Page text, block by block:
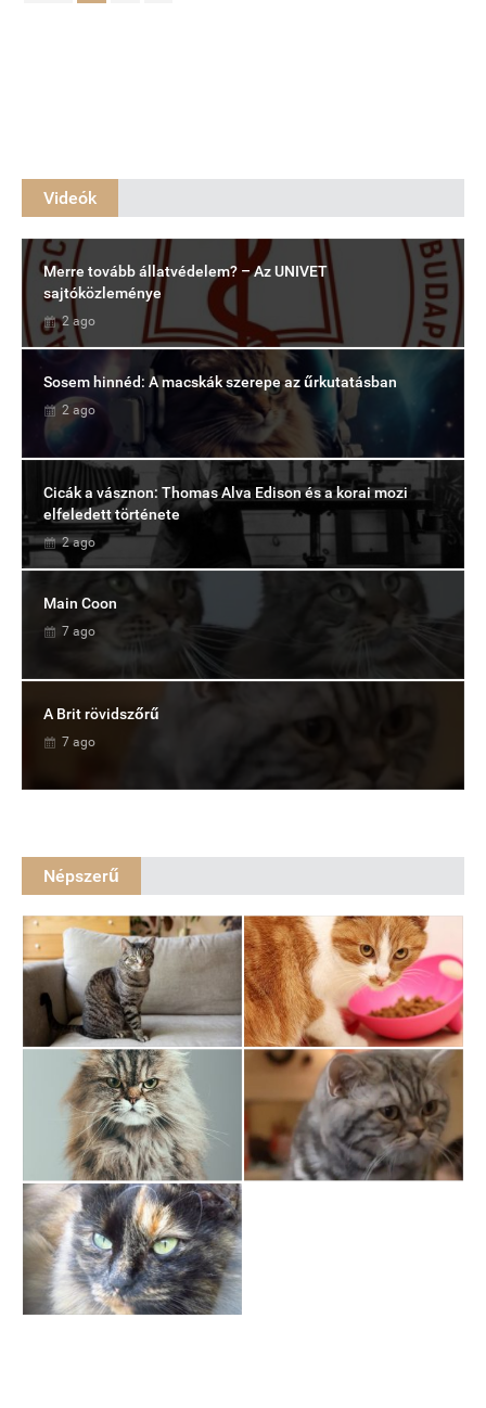
Videók
Merre tovább állatvédelem? – Az UNIVET
sajtóközleménye
2 ago
Sosem hinnéd: A macskák szerepe az űrkutatásban
2 ago
Cicák a vásznon: Thomas Alva Edison és a korai mozi
elfeledett története
2 ago
Main Coon
7 ago
A Brit rövidszőrű
7 ago
Népszerű